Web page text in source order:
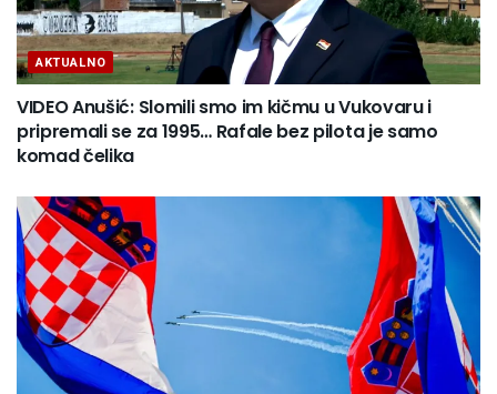
AKTUALNO
VIDEO Anušić: Slomili smo im kičmu u Vukovaru i
pripremali se za 1995… Rafale bez pilota je samo
komad čelika